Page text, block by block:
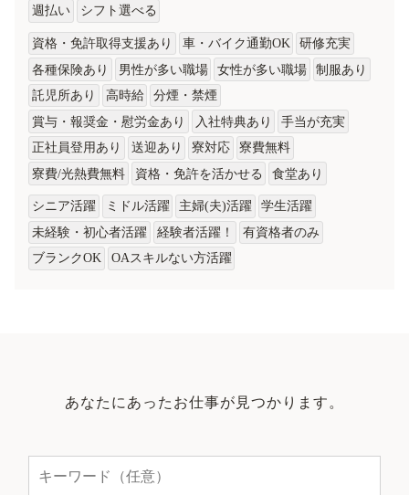
週払い
シフト選べる
資格・免許取得支援あり 車・バイク通勤OK
研修充実
各種保険あり
男性が多い職場 女性が多い職場
制服あり
託児所あり
高時給
分煙・禁煙
賞与・報奨金・慰労金あり
入社特典あり
手当が充実
正社員登用あり
送迎あり 寮対応
寮費無料
寮費/光熱費無料
資格・免許を活かせる 食堂あり
シニア活躍 ミドル活躍 主婦(夫)活躍
学生活躍
未経験・初心者活躍
経験者活躍！
有資格者のみ
ブランクOK
OAスキルない方活躍
あなたにあったお仕事が見つかります。